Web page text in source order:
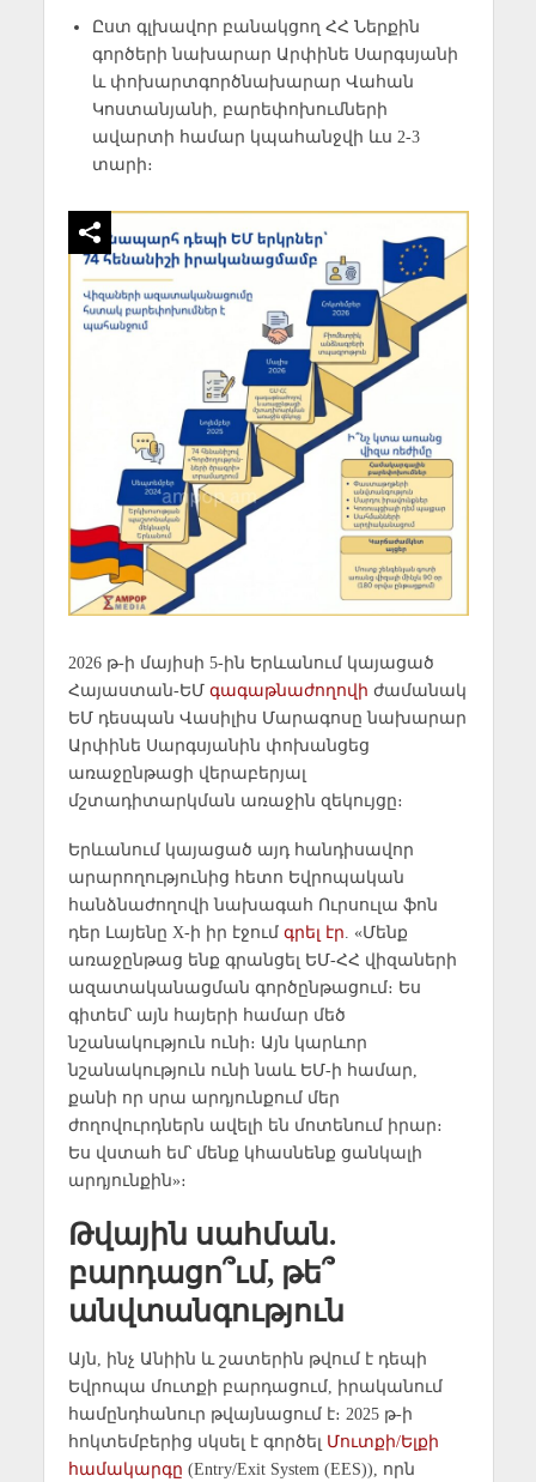
Ըստ գլխավոր բանակցող ՀՀ Ներքին
գործերի նախարար Արփինե Սարգսյանի
և փոխարտգործնախարար Վահան
Կոստանյանի, բարեփոխումների
ավարտի համար կպահանջվի ևս 2-3
տարի։
2026 թ-ի մայիսի 5-ին Երևանում կայացած
Հայաստան-ԵՄ գագաթնաժողովի ժամանակ
ԵՄ դեսպան Վասիլիս Մարագոսը նախարար
Արփինե Սարգսյանին փոխանցեց
առաջընթացի վերաբերյալ
մշտադիտարկման առաջին զեկույցը։
Երևանում կայացած այդ հանդիսավոր
արարողությունից հետո Եվրոպական
հանձնաժողովի նախագահ Ուրսուլա ֆոն
դեր Լայենը X-ի իր էջում գրել էր . «Մենք
առաջընթաց ենք գրանցել ԵՄ-ՀՀ վիզաների
ազատականացման գործընթացում։ Ես
գիտեմ՝ այն հայերի համար մեծ
նշանակություն ունի։ Այն կարևոր
նշանակություն ունի նաև ԵՄ-ի համար,
քանի որ սրա արդյունքում մեր
ժողովուրդներն ավելի են մոտենում իրար։
Ես վստահ եմ՝ մենք կհասնենք ցանկալի
արդյունքին»։
Թվային սահման.
բարդացո՞ւմ, թե՞
անվտանգություն
Այն, ինչ Անիին և շատերին թվում է դեպի
Եվրոպա մուտքի բարդացում, իրականում
համընդհանուր թվայնացում է։ 2025 թ-ի
հոկտեմբերից սկսել է գործել Մուտքի/Ելքի
համակարգը (Entry/Exit System (EES)), որն